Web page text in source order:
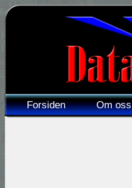
Forsiden Om oss